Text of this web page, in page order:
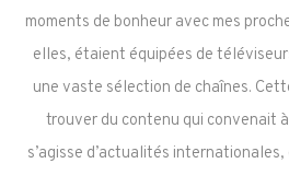
moments de bonheur avec mes
elles, étaient équipées de
une vaste sélection de chaînes.
trouver du contenu qui convenait
s’agisse d’actualités